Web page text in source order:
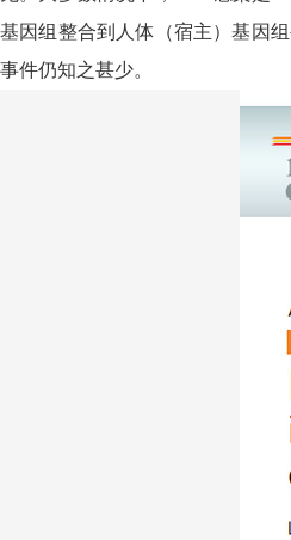
基因组整合到人体（宿主）基因
事件仍知之甚少。